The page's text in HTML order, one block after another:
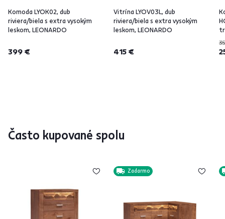
Komoda LYOK02, dub
riviera/biela s extra vysokým
leskom, LEONARDO
399 €
Vitrína LYOV03L, dub
riviera/biela s extra vysokým
leskom, LEONARDO
415 €
Často kupované spolu
Zadarmo